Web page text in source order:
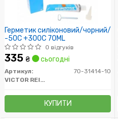
Герметик силіконовий/чорний/
-50C +300C 70ML
0 відгуків
335 ₴ сьогодні
Артикул:
70-31414-10
VICTOR REINZ
КУПИТИ